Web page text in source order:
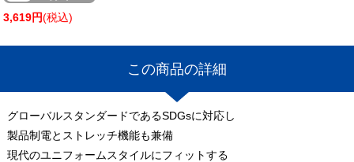
3,619円(税込)
この商品の詳細
グローバルスタンダードであるSDGsに対応し
製品制電とストレッチ機能も兼備
現代のユニフォームスタイルにフィットする